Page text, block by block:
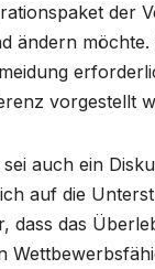
der
ändern
vorgestellt
auch ein
auf die
dass das